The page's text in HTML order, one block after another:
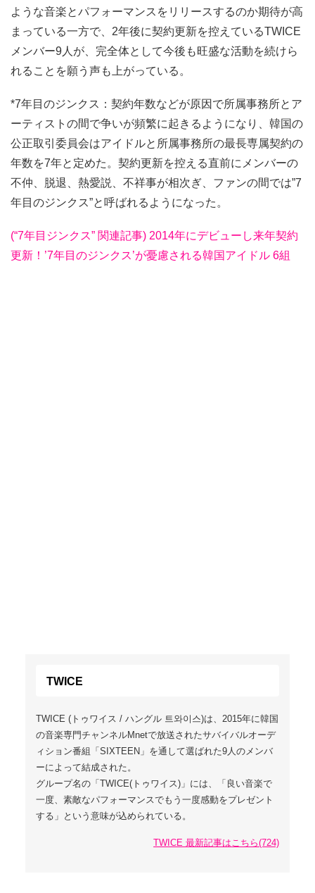
ような音楽とパフォーマンスをリリースするのか期待が高
まっている一方で、2年後に契約更新を控えているTWICE
メンバー9人が、完全体として今後も旺盛な活動を続けら
れることを願う声も上がっている。
*7年目のジンクス：契約年数などが原因で所属事務所とア
ーティストの間で争いが頻繁に起きるようになり、韓国の
公正取引委員会はアイドルと所属事務所の最長専属契約の
年数を7年と定めた。契約更新を控える直前にメンバーの
不仲、脱退、熱愛説、不祥事が相次ぎ、ファンの間では”7
年目のジンクス”と呼ばれるようになった。
(“7年目ジンクス” 関連記事) 2014年にデビューし来年契約
更新！’7年目のジンクス’が憂慮される韓国アイドル 6組
TWICE
TWICE (トゥワイス / ハングル 트와이스)は、2015年に韓国
の音楽専門チャンネルMnetで放送されたサバイバルオーデ
ィション番組「SIXTEEN」を通して選ばれた9人のメンバ
ーによって結成された。
グループ名の「TWICE(トゥワイス)」には、「良い音楽で
一度、素敵なパフォーマンスでもう一度感動をプレゼント
する」という意味が込められている。
TWICE 最新記事はこちら(724)